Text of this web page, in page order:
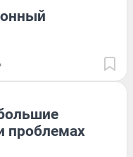
проблемах